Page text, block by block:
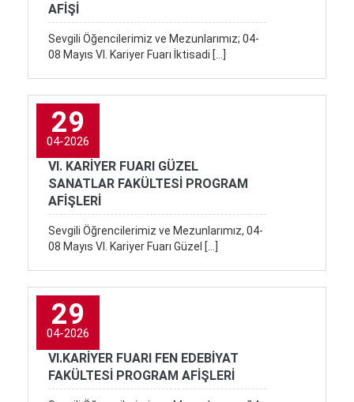
AFİŞİ
Sevgili Öğencilerimiz ve Mezunlarımız; 04-
08 Mayıs VI. Kariyer Fuarı İktisadi […]
29
04-2026
VI. KARİYER FUARI GÜZEL
SANATLAR FAKÜLTESİ PROGRAM
AFİŞLERİ
Sevgili Öğrencilerimiz ve Mezunlarımız, 04-
08 Mayıs VI. Kariyer Fuarı Güzel […]
29
04-2026
VI.KARİYER FUARI FEN EDEBİYAT
FAKÜLTESİ PROGRAM AFİŞLERİ